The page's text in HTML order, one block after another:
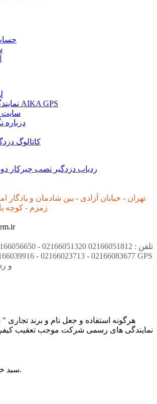
نمایندگی ردیاب آیکا AIKA GPS
سایت
درباره
کاتالوگ
ردیاب دزدگیر نصب چیرکار
تهران - خیابان آزادی - بین شادمان و
زمزم - کوچه
و ردیاب
هرگونه استفاده و جعل نام و برند تجاری
نمایندگی های رسمی شرکت موجب تعقیب
سبد خرید شما خالی است.